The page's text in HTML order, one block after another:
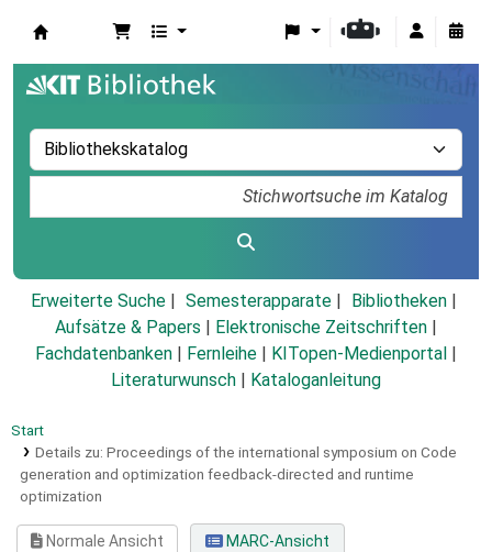
Erweiterte Suche Semesterapparate
Bibliotheken
Aufsätze & Papers
Elektronische Zeitschriften
Fachdatenbanken
Fernleihe KITopen-Medienportal
Literaturwunsch
Kataloganleitung
Start
Details zu: Proceedings of the international symposium on Code
generation and optimization feedback-directed and runtime
optimization
Normale Ansicht
MARC-Ansicht